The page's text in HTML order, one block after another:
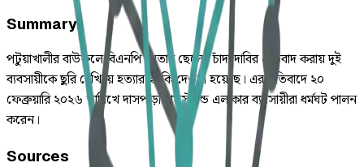
Summary
পটুয়াখালীর বাউফলে বিএনপি নেতার ছেলের চাঁদা দাবির প্রতিবাদ করায় দুই
ব্যবসায়ীকে ছুরি দেখিয়ে হত্যার হুমকি দেওয়া হয়েছে। এর প্রতিবাদে ২০
ফেব্রুয়ারি ২০২৬ তারিখে দাসপাড়া বাসস্ট্যান্ড এলাকার ব্যবসায়ীরা ধর্মঘট পালন
করেন।
Sources